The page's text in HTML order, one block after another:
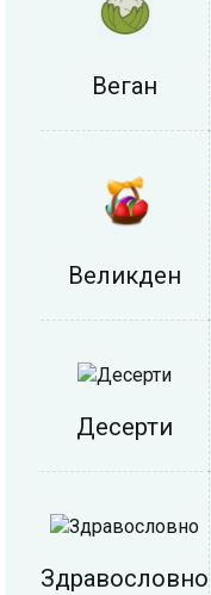
Веган
Великден
Десерти
Здравословно